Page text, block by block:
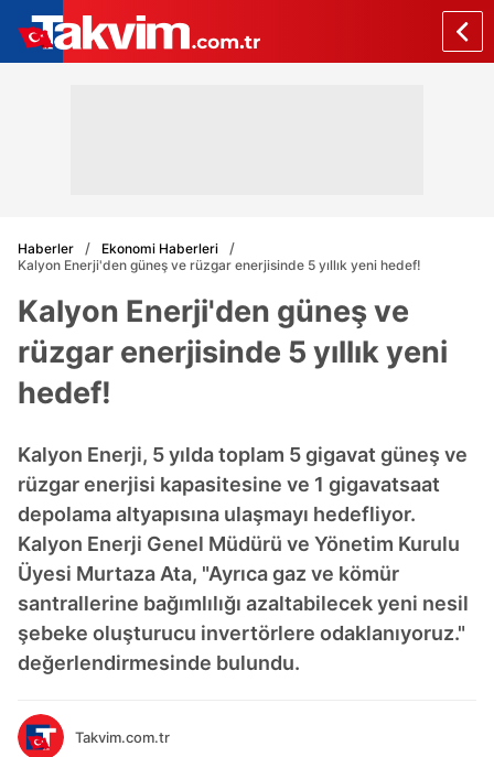
Haberler
Ekonomi Haberleri
Kalyon Enerji'den güneş ve rüzgar enerjisinde 5 yıllık yeni hedef!
Kalyon Enerji'den güneş ve
rüzgar enerjisinde 5 yıllık yeni
hedef!
Kalyon Enerji, 5 yılda toplam 5 gigavat güneş ve
rüzgar enerjisi kapasitesine ve 1 gigavatsaat
depolama altyapısına ulaşmayı hedefliyor.
Kalyon Enerji Genel Müdürü ve Yönetim Kurulu
Üyesi Murtaza Ata, "Ayrıca gaz ve kömür
santrallerine bağımlılığı azaltabilecek yeni nesil
şebeke oluşturucu invertörlere odaklanıyoruz."
değerlendirmesinde bulundu.
Takvim.com.tr